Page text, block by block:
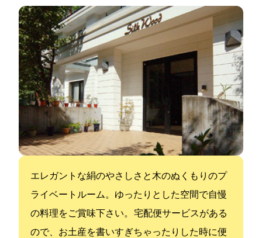
エレガントな絹のやさしさと木のぬくもりのプ
ライベートルーム。ゆったりとした空間で自慢
の料理をご賞味下さい。 宅配便サービスがある
ので、お土産を書いすぎちゃったりした時に便